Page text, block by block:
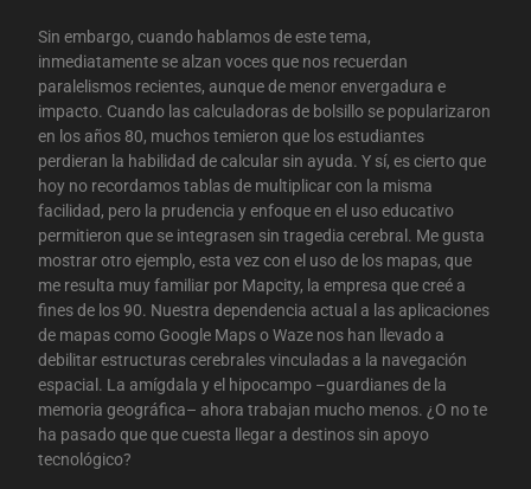
Sin embargo, cuando hablamos de este tema,
inmediatamente se alzan voces que nos recuerdan
paralelismos recientes, aunque de menor envergadura e
impacto. Cuando las calculadoras de bolsillo se popularizaron
en los años 80, muchos temieron que los estudiantes
perdieran la habilidad de calcular sin ayuda. Y sí, es cierto que
hoy no recordamos tablas de multiplicar con la misma
facilidad, pero la prudencia y enfoque en el uso educativo
permitieron que se integrasen sin tragedia cerebral. Me gusta
mostrar otro ejemplo, esta vez con el uso de los mapas, que
me resulta muy familiar por Mapcity, la empresa que creé a
fines de los 90. Nuestra dependencia actual a las aplicaciones
de mapas como Google Maps o Waze nos han llevado a
debilitar estructuras cerebrales vinculadas a la navegación
espacial. La amígdala y el hipocampo –guardianes de la
memoria geográfica– ahora trabajan mucho menos. ¿O no te
ha pasado que que cuesta llegar a destinos sin apoyo
tecnológico?